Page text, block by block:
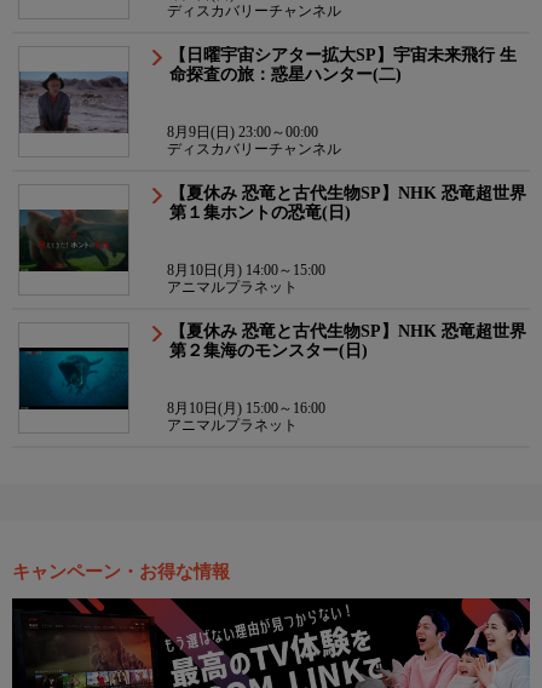
ディスカバリーチャンネル
【日曜宇宙シアター拡大SP】宇宙未来飛行 生
命探査の旅：惑星ハンター(二)
8月9日(日) 23:00～00:00
ディスカバリーチャンネル
【夏休み 恐竜と古代生物SP】NHK 恐竜超世界
第１集ホントの恐竜(日)
8月10日(月) 14:00～15:00
アニマルプラネット
【夏休み 恐竜と古代生物SP】NHK 恐竜超世界
第２集海のモンスター(日)
8月10日(月) 15:00～16:00
アニマルプラネット
キャンペーン・お得な情報